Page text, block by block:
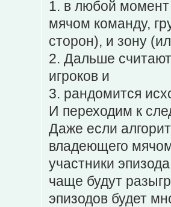
1. в любой
мячом команду,
сторон), и зону
2. Дальше
игроков и
3. рандомится
И переходим к
Даже если
владеющего
участники
чаще будут
эпизодов будет